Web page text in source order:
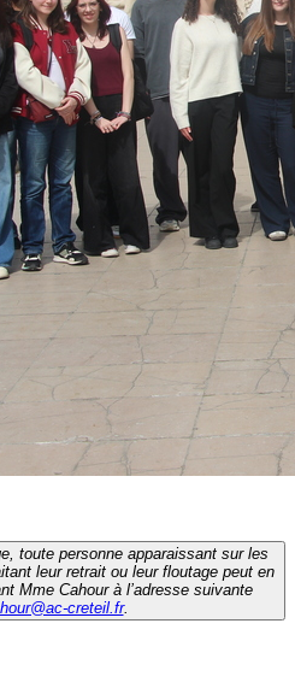
toute personne apparaissant sur les
leur retrait ou leur floutage peut en
Mme Cahour à l’adresse suivante
creteil.fr.